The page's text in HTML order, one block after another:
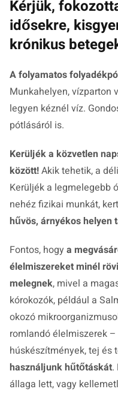
Kérjük,
idősekre,
krónikus
A folyamatos
Munkahelyen, vízparton
legyen kéznél víz.
pótlásáról is.
Kerüljék a közvetlen
között!Akik tehetik, a
Kerüljék a legmelegebb
nehéz fizikai munkát,
hűvös, árnyékos helyen
Fontos, hogy a
élelmiszereket minél
melegnek, mivel a
kórokozók, például a
okozó
romlandó élelmiszerek
húskészítmények, tej
használjunk hűtőtáskát.
állaga lett, vagy